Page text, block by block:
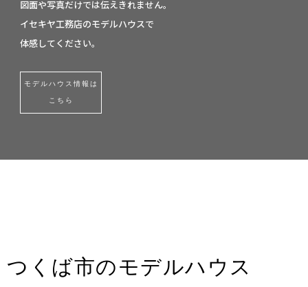
図面や写真だけでは伝えきれません。
イセキヤ工務店のモデルハウスで
体感してください。
モデルハウス情報は
こちら
つくば市のモデルハウス